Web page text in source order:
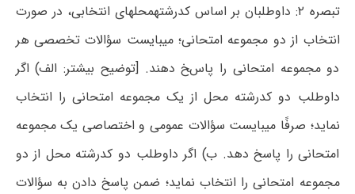
تبصره ۲: داوطلبان بر اساس کدرشتهمحلهای انتخابی، در صورت
انتخاب از دو مجموعه امتحانی؛ میبایست سؤاﻻت تخصصی هر
دو مجموعه امتحانی را پاسﺦ دهند. [توضیح بیشتر: الف) اگر
داوطلب دو کدرشته محل از یک مجموعه امتحانی را انتخاب
نماید؛ صرفًا میبایست سؤاﻻت عمومی و اختصاصی یک مجموعه
امتحانی را پاسخ دهد. ب) اگر داوطلب دو کدرشته محل از دو
مجموعه امتحانی را انتخاب نماید؛ ضمن پاسخ دادن به سؤاﻻت